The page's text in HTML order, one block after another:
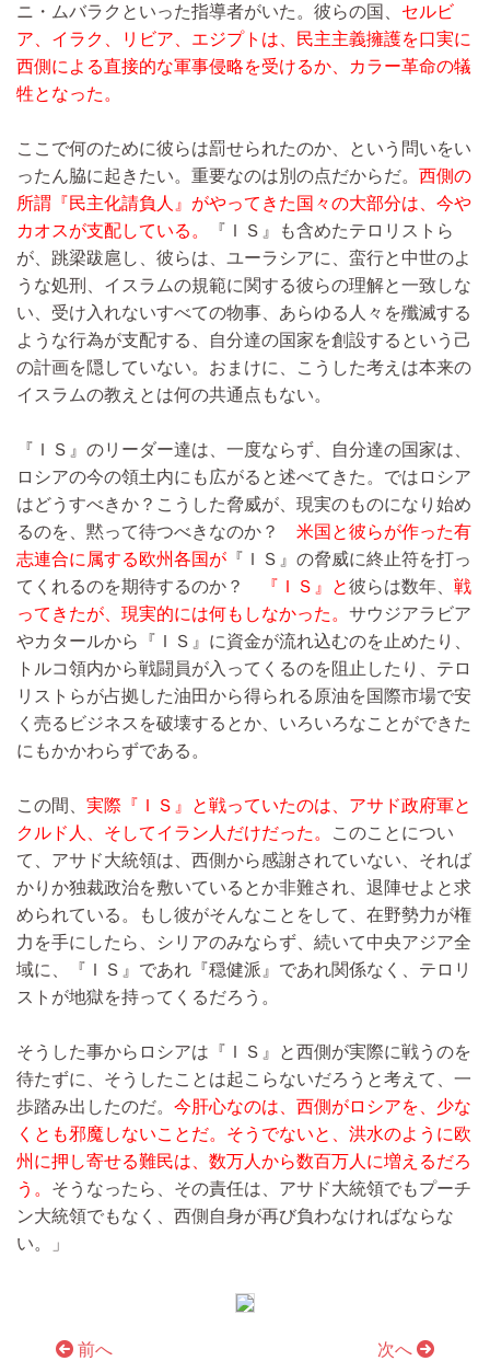
ニ・ムバラクといった指導者がいた。彼らの国、 セルビ
ア、イラク、リビア、エジプトは、民主主義擁護を口実に
西側による直接的な軍事侵略を受けるか、カラー革命の犠
牲となった。
ここで何のために彼らは罰せられたのか、という問いをい
ったん脇に起きたい。重要なのは別の点だからだ。 西側の
所謂『民主化請負人』がやってきた国々の大部分は、今や
カオスが支配している。
『ＩＳ』も含めたテロリストら
が、跳梁跋扈し、彼らは、ユーラシアに、蛮行と中世のよ
うな処刑、イスラムの規範に関する彼らの理解と一致しな
い、受け入れないすべての物事、あらゆる人々を殲滅する
ような行為が支配する、自分達の国家を創設するという己
の計画を隠していない。おまけに、こうした考えは本来の
イスラムの教えとは何の共通点もない。
『ＩＳ』のリーダー達は、一度ならず、自分達の国家は、
ロシアの今の領土内にも広がると述べてきた。ではロシア
はどうすべきか？こうした脅威が、現実のものになり始め
るのを、黙って待つべきなのか？ 米国と彼らが作った有
志連合に属する欧州各国が 『ＩＳ』の脅威に終止符を打っ
てくれるのを期待するのか？
『ＩＳ』と彼らは数年、 戦
ってきたが、現実的には何もしなかった。 サウジアラビア
やカタールから『ＩＳ』に資金が流れ込むのを止めたり、
トルコ領内から戦闘員が入ってくるのを阻止したり、テロ
リストらが占拠した油田から得られる原油を国際市場で安
く売るビジネスを破壊するとか、いろいろなことができた
にもかかわらずである。
この間、 実際『ＩＳ』と戦っていたのは、アサド政府軍と
クルド人、そしてイラン人だけだった。
このことについ
て、アサド大統領は、西側から感謝されていない、それば
かりか独裁政治を敷いているとか非難され、退陣せよと求
められている。もし彼がそんなことをして、在野勢力が権
力を手にしたら、シリアのみならず、続いて中央アジア全
域に、『ＩＳ』であれ『穏健派』であれ関係なく、テロリ
ストが地獄を持ってくるだろう。
そうした事からロシアは『ＩＳ』と西側が実際に戦うのを
待たずに、そうしたことは起こらないだろうと考えて、一
歩踏み出したのだ。 今肝心なのは、西側がロシアを、少な
くとも邪魔しないことだ。そうでないと、洪水のように欧
州に押し寄せる難民は、数万人から数百万人に増えるだろ
う。 そうなったら、その責任は、アサド大統領でもプーチ
ン大統領でもなく、西側自身が再び負わなければならな
い。」
前へ 次へ